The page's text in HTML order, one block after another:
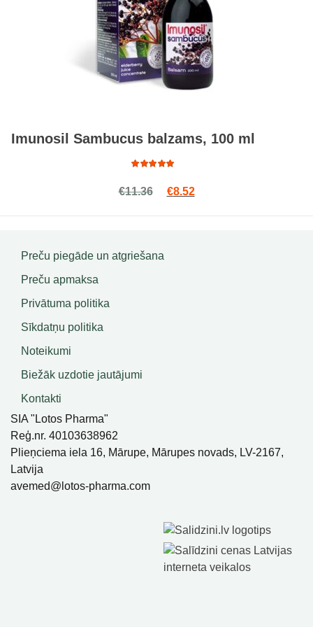
Imunosil Sambucus balzams, 100 ml
4.64
€11.36 Original price was: €11.36.
€8.52Current price is: €8.52.
Preču piegāde un atgriešana
Preču apmaksa
Privātuma politika
Sīkdatņu politika
Noteikumi
Biežāk uzdotie jautājumi
Kontakti
SIA "Lotos Pharma"
Reģ.nr. 40103638962
Plieņciema iela 16, Mārupe, Mārupes novads, LV-2167,
Latvija
avemed@lotos-pharma.com